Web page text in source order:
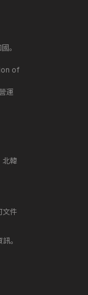
。
of
運
北韓
文件
。